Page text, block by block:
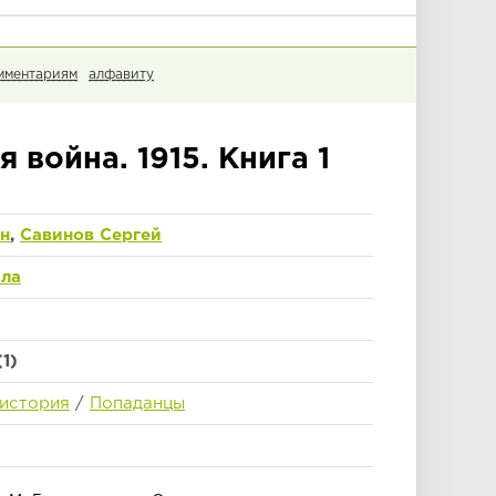
алфавиту
война. 1915. Книга 1
, Савинов Сергей
/ Попаданцы